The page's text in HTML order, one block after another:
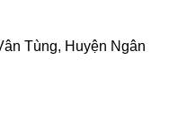
Tùng, Huyện Ngân